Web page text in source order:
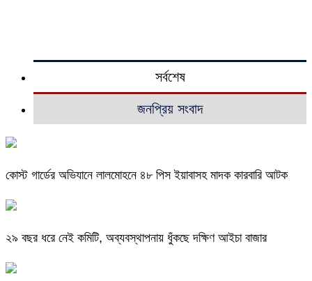
সর্বশেষ
জনপ্রিয় সংবাদ
কোস্ট গার্ডের অভিযানে লালমোহনে ৪৮ পিস ইয়াবাসহ মাদক কারবারি আটক
২৯ বছর ধরে নেই কমিটি, অব্যবস্থাপনায় ধুঁকছে দক্ষিণ আইচা বাজার